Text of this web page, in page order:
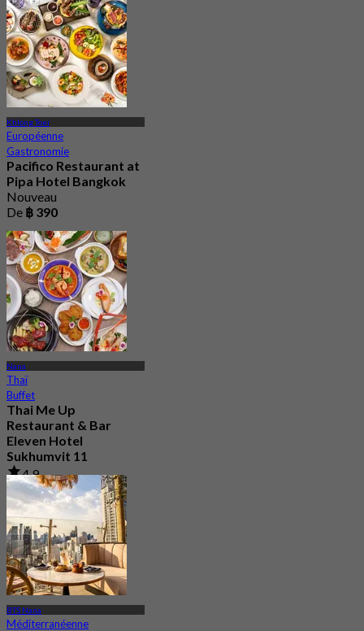
Khlong Toei
Européenne
Gastronomie
Pacifico Restaurant at
Pipa Hotel Bangkok
Nouveau
De ฿ 390
Nana
Thaï
Buffet
Thai Me Up
Restaurant & Bar
Eleven Hotel
Sukhumvit 11
4.9
252 Réservé
De฿ 596.66
BTS Nana
Méditerranéenne